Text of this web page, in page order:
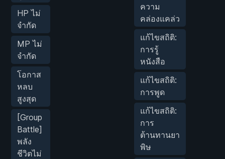
HP ไม่
จำกัด
MP ไม่
จำกัด
โอกาส
หลบ
สูงสุด
[Group
Battle]
พลัง
ชีวิตไม่
ความ
คล่องแคล่ว
แก้ไขสถิติ:
การรู้
หนังสือ
แก้ไขสถิติ:
การพูด
แก้ไขสถิติ:
การ
ต้านทานยา
พิษ